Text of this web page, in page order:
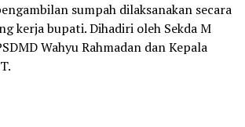
sumpah dilaksanakan secara
kerja bupati. Dihadiri oleh Sekda M
Wahyu Rahmadan dan Kepala